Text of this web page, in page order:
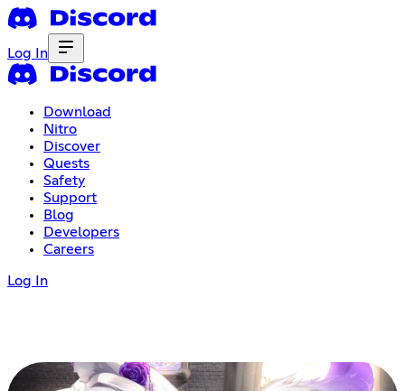
Log In
Download
Nitro
Discover
Quests
Safety
Support
Blog
Developers
Careers
Log In